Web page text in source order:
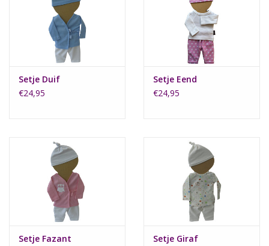
Setje Duif
€24,95
Setje Eend
€24,95
Setje Fazant
Setje Giraf